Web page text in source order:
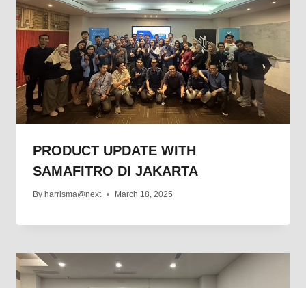
PRODUCT UPDATE WITH
SAMAFITRO DI JAKARTA
By harrisma@next March 18, 2025